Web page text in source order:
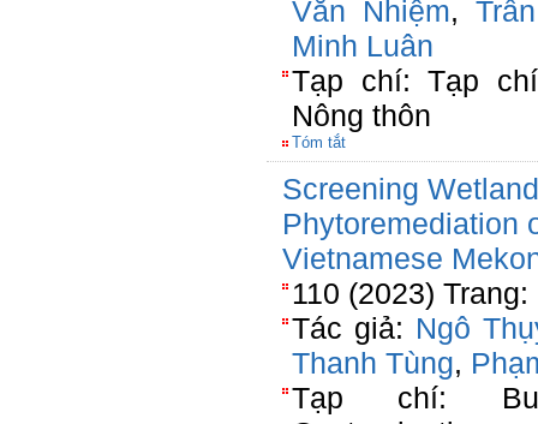
Văn Nhiệm,
Minh Luân
Tạp chí: Tạp
Nông thôn
Tóm tắt
Screening
Phytoremediation
Vietnamese
110 (2023) Trang:
Tác giả: Ngô
Thanh Tùng,
Tạp chí: